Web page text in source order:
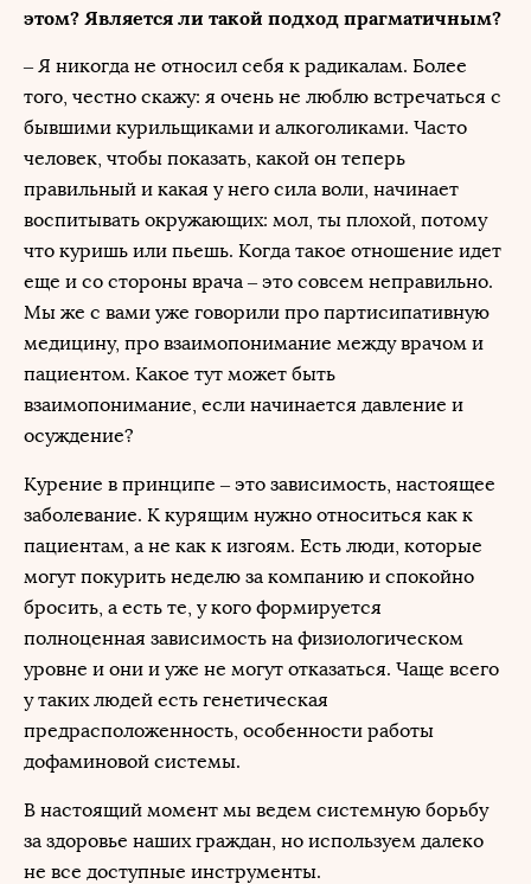
этом? Является ли такой подход прагматичным?
– Я никогда не относил себя к радикалам. Более
того, честно скажу: я очень не люблю встречаться с
бывшими курильщиками и алкоголиками. Часто
человек, чтобы показать, какой он теперь
правильный и какая у него сила воли, начинает
воспитывать окружающих: мол, ты плохой, потому
что куришь или пьешь. Когда такое отношение идет
еще и со стороны врача – это совсем неправильно.
Мы же с вами уже говорили про партисипативную
медицину, про взаимопонимание между врачом и
пациентом. Какое тут может быть
взаимопонимание, если начинается давление и
осуждение?
Курение в принципе – это зависимость, настоящее
заболевание. К курящим нужно относиться как к
пациентам, а не как к изгоям. Есть люди, которые
могут покурить неделю за компанию и спокойно
бросить, а есть те, у кого формируется
полноценная зависимость на физиологическом
уровне и они и уже не могут отказаться. Чаще всего
у таких людей есть генетическая
предрасположенность, особенности работы
дофаминовой системы.
В настоящий момент мы ведем системную борьбу
за здоровье наших граждан, но используем далеко
не все доступные инструменты.